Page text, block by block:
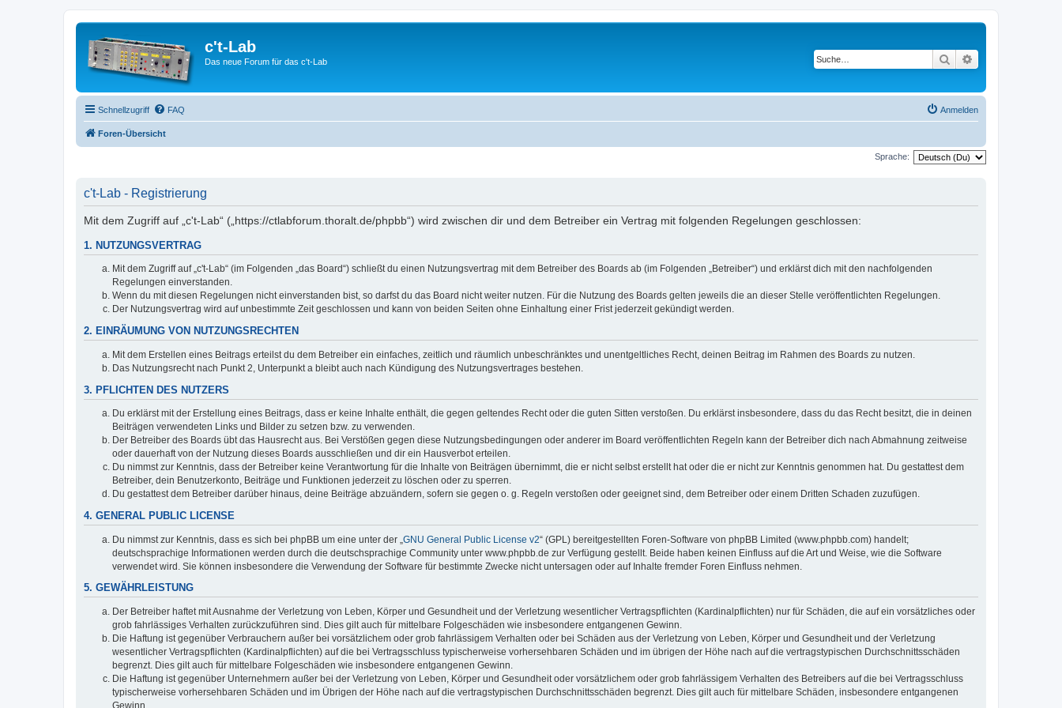
c't-Lab
Das neue Forum für das c't-Lab Suche
Schnellzugriff FAQ Anmelden
Foren-Übersicht
Sprache:
c't-Lab - Registrierung
Mit dem Zugriff auf „c't-Lab“ („https://ctlabforum.thoralt.de/phpbb“) wird zwischen dir und dem Betreiber ein Vertrag mit folgenden Regelungen geschlossen:
1. NUTZUNGSVERTRAG
Mit dem Zugriff auf „c't-Lab“ (im Folgenden „das Board“) schließt du einen Nutzungsvertrag mit dem Betreiber des Boards ab (im Folgenden „Betreiber“) und erklärst dich mit den nachfolgenden
Regelungen einverstanden.
Wenn du mit diesen Regelungen nicht einverstanden bist, so darfst du das Board nicht weiter nutzen. Für die Nutzung des Boards gelten jeweils die an dieser Stelle veröffentlichten Regelungen.
Der Nutzungsvertrag wird auf unbestimmte Zeit geschlossen und kann von beiden Seiten ohne Einhaltung einer Frist jederzeit gekündigt werden.
2. EINRÄUMUNG VON NUTZUNGSRECHTEN
Mit dem Erstellen eines Beitrags erteilst du dem Betreiber ein einfaches, zeitlich und räumlich unbeschränktes und unentgeltliches Recht, deinen Beitrag im Rahmen des Boards zu nutzen.
Das Nutzungsrecht nach Punkt 2, Unterpunkt a bleibt auch nach Kündigung des Nutzungsvertrages bestehen.
3. PFLICHTEN DES NUTZERS
Du erklärst mit der Erstellung eines Beitrags, dass er keine Inhalte enthält, die gegen geltendes Recht oder die guten Sitten verstoßen. Du erklärst insbesondere, dass du das Recht besitzt, die in deinen
Beiträgen verwendeten Links und Bilder zu setzen bzw. zu verwenden.
Der Betreiber des Boards übt das Hausrecht aus. Bei Verstößen gegen diese Nutzungsbedingungen oder anderer im Board veröffentlichten Regeln kann der Betreiber dich nach Abmahnung zeitweise
oder dauerhaft von der Nutzung dieses Boards ausschließen und dir ein Hausverbot erteilen.
Du nimmst zur Kenntnis, dass der Betreiber keine Verantwortung für die Inhalte von Beiträgen übernimmt, die er nicht selbst erstellt hat oder die er nicht zur Kenntnis genommen hat. Du gestattest dem
Betreiber, dein Benutzerkonto, Beiträge und Funktionen jederzeit zu löschen oder zu sperren.
Du gestattest dem Betreiber darüber hinaus, deine Beiträge abzuändern, sofern sie gegen o. g. Regeln verstoßen oder geeignet sind, dem Betreiber oder einem Dritten Schaden zuzufügen.
4. GENERAL PUBLIC LICENSE
Du nimmst zur Kenntnis, dass es sich bei phpBB um eine unter der „ GNU General Public License v2“ (GPL) bereitgestellten Foren-Software von phpBB Limited (www.phpbb.com) handelt;
deutschsprachige Informationen werden durch die deutschsprachige Community unter www.phpbb.de zur Verfügung gestellt. Beide haben keinen Einfluss auf die Art und Weise, wie die Software
verwendet wird. Sie können insbesondere die Verwendung der Software für bestimmte Zwecke nicht untersagen oder auf Inhalte fremder Foren Einfluss nehmen.
5. GEWÄHRLEISTUNG
Der Betreiber haftet mit Ausnahme der Verletzung von Leben, Körper und Gesundheit und der Verletzung wesentlicher Vertragspflichten (Kardinalpflichten) nur für Schäden, die auf ein vorsätzliches oder
grob fahrlässiges Verhalten zurückzuführen sind. Dies gilt auch für mittelbare Folgeschäden wie insbesondere entgangenen Gewinn.
Die Haftung ist gegenüber Verbrauchern außer bei vorsätzlichem oder grob fahrlässigem Verhalten oder bei Schäden aus der Verletzung von Leben, Körper und Gesundheit und der Verletzung
wesentlicher Vertragspflichten (Kardinalpflichten) auf die bei Vertragsschluss typischerweise vorhersehbaren Schäden und im übrigen der Höhe nach auf die vertragstypischen Durchschnittsschäden
begrenzt. Dies gilt auch für mittelbare Folgeschäden wie insbesondere entgangenen Gewinn.
Die Haftung ist gegenüber Unternehmern außer bei der Verletzung von Leben, Körper und Gesundheit oder vorsätzlichem oder grob fahrlässigem Verhalten des Betreibers auf die bei Vertragsschluss
typischerweise vorhersehbaren Schäden und im Übrigen der Höhe nach auf die vertragstypischen Durchschnittsschäden begrenzt. Dies gilt auch für mittelbare Schäden, insbesondere entgangenen
Gewinn.